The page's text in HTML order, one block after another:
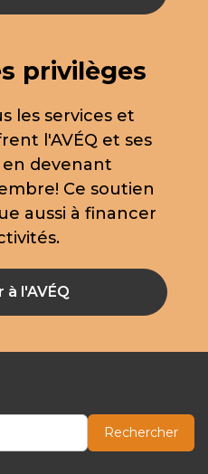
privilèges
les services et
l'AVÉQ et ses
devenant
Ce soutien
aussi à financer
l'AVÉQ
Rechercher